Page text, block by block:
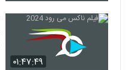
۰۱:۴۷:۴۹